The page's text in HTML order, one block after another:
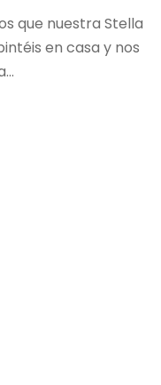
que nuestra Stella
en casa y nos